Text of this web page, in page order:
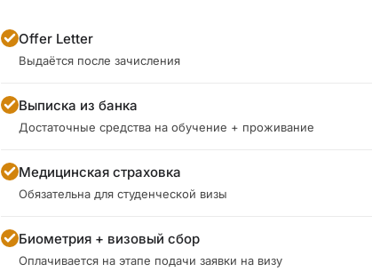
Offer Letter
Выдаётся после зачисления
Выписка из банка
Достаточные средства на обучение + проживание
Медицинская страховка
Обязательна для студенческой визы
Биометрия + визовый сбор
Оплачивается на этапе подачи заявки на визу